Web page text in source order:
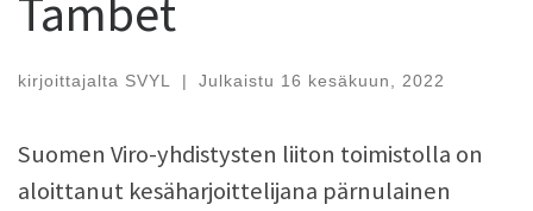
Tambet
kirjoittajalta SVYL | Julkaistu 16 kesäkuun, 2022
Suomen Viro-yhdistysten liiton toimistolla on
aloittanut kesäharjoittelijana pärnulainen